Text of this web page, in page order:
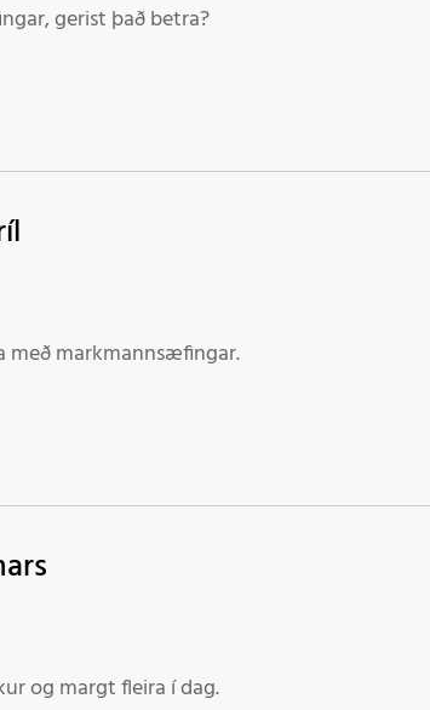
gerist það betra?
með markmannsæfingar.
og margt fleira í dag.